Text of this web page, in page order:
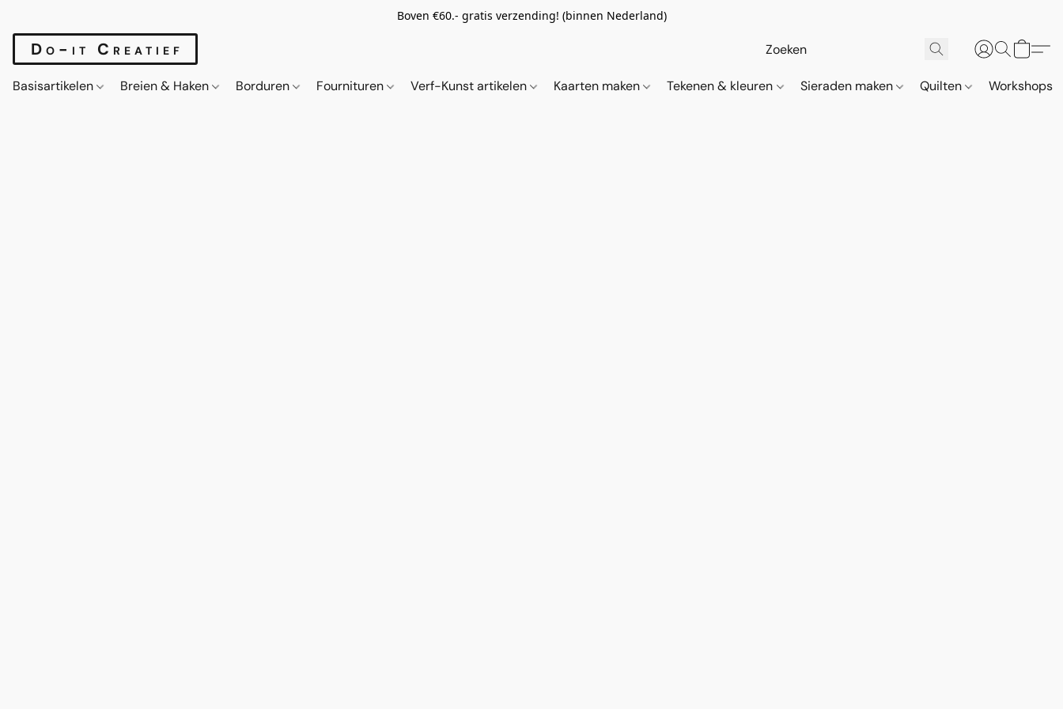
Boven €60.- gratis verzending! (binnen Nederland)
Do-it Creatief
Basisartikelen Breien & Haken Borduren Fournituren Verf-Kunst artikelen Kaarten maken Tekenen & kleuren Sieraden maken Quilten Workshops